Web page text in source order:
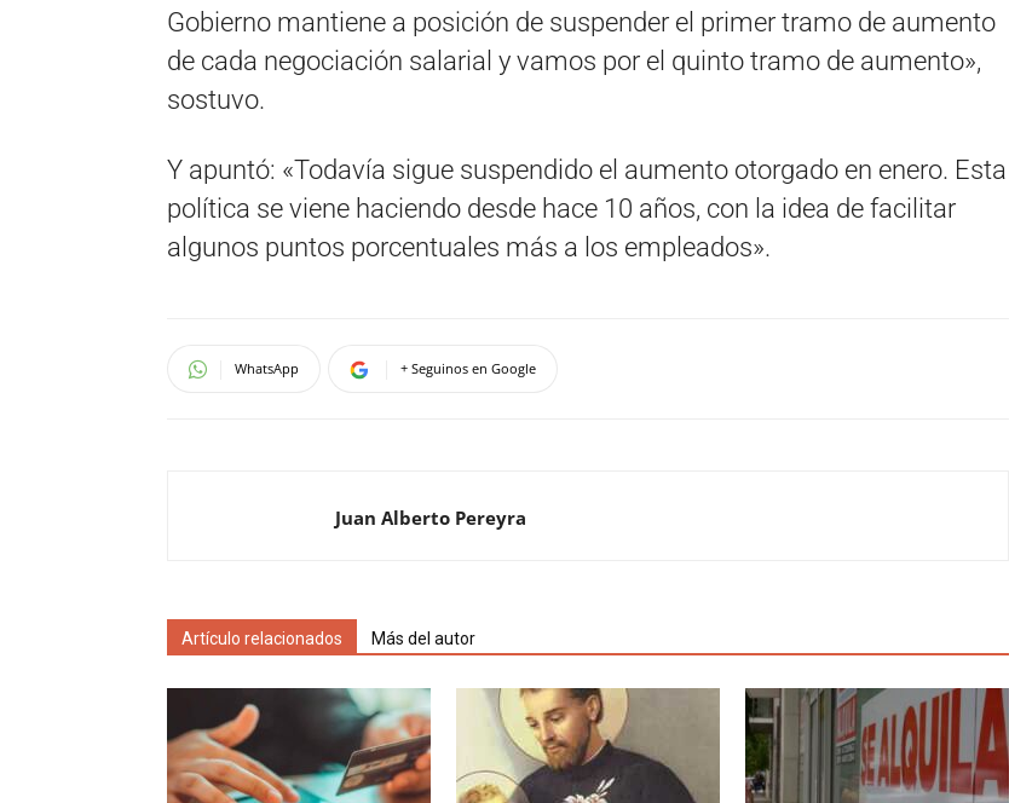
Gobierno mantiene a posición de suspender el primer tramo de aumento
de cada negociación salarial y vamos por el quinto tramo de aumento»,
sostuvo.
Y apuntó: «Todavía sigue suspendido el aumento otorgado en enero. Esta
política se viene haciendo desde hace 10 años, con la idea de facilitar
algunos puntos porcentuales más a los empleados».
WhatsApp + Seguinos en Google
Juan Alberto Pereyra
Artículo relacionados Más del autor